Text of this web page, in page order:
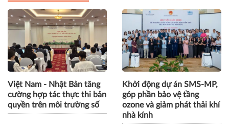
Việt Nam - Nhật Bản tăng
cường hợp tác thực thi bản
quyền trên môi trường số
Khởi động dự án SMS-MP,
góp phần bảo vệ tầng
ozone và giảm phát thải khí
nhà kính